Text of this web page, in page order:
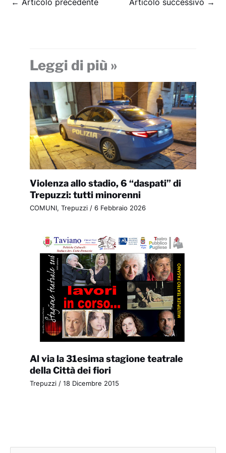
← Articolo precedente Articolo successivo →
Leggi di più »
Violenza allo stadio, 6 “daspati” di
Trepuzzi: tutti minorenni
COMUNI, Trepuzzi/ 6 Febbraio 2026
Al via la 31esima stagione teatrale
della Città dei fiori
Trepuzzi/ 18 Dicembre 2015